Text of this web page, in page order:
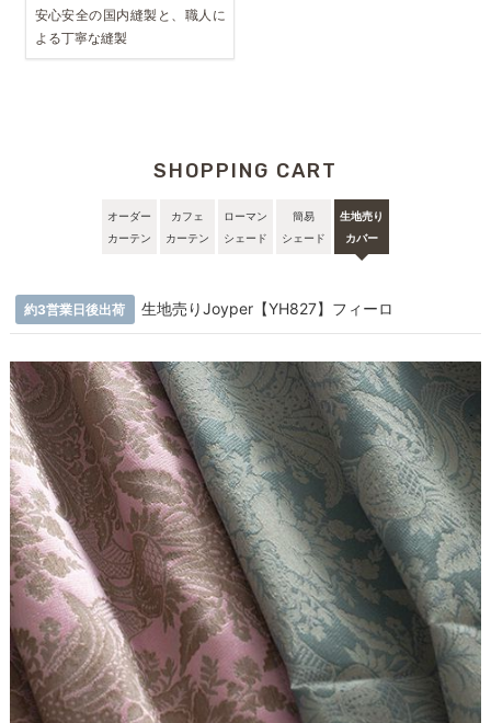
安心安全の国内縫製と、職人に
よる丁寧な縫製
SHOPPING CART
オーダー
カーテン
カフェ
カーテン
ローマン
シェード
簡易
シェード
生地売り
カバー
約3営業日後出荷 生地売りJoyper【YH827】フィーロ